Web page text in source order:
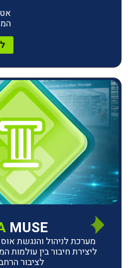
אטרקטיבי לחשיפת
המידע לציבור הרחב
IDEA MUSE
והנגשת אוספים מוזיאליים,
בין עולמות המוזיאון הדיגיטלי